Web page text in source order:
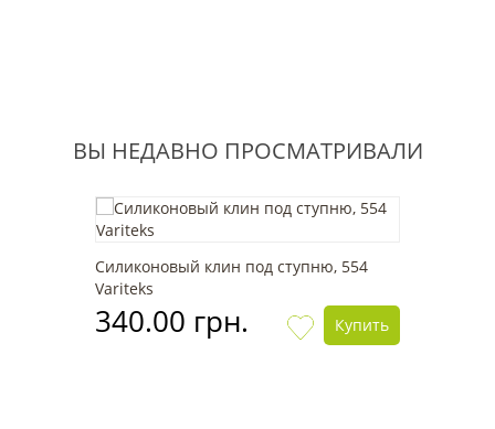
ВЫ НЕДАВНО ПРОСМАТРИВАЛИ
Силиконовый клин под ступню, 554
Variteks
340.00 грн. Купить